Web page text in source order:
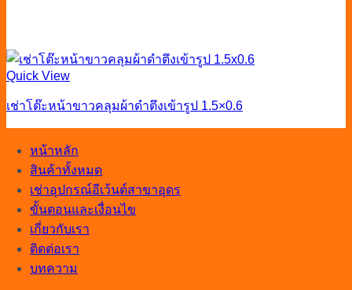
Quick View
เช่าโต๊ะหน้าขาวคลุมผ้าดำตึงเข้ารูป 1.5×0.6
หน้าหลัก
สินค้าทั้งหมด
เช่าอุปกรณ์อีเว้นต์สาขาอุดร
ขั้นตอนและเงื่อนไข
เกี่ยวกับเรา
ติดต่อเรา
บทความ